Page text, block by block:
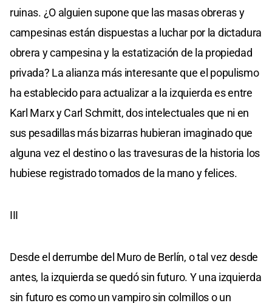
ruinas. ¿O alguien supone que las masas obreras y
campesinas están dispuestas a luchar por la dictadura
obrera y campesina y la estatización de la propiedad
privada? La alianza más interesante que el populismo
ha establecido para actualizar a la izquierda es entre
Karl Marx y Carl Schmitt, dos intelectuales que ni en
sus pesadillas más bizarras hubieran imaginado que
alguna vez el destino o las travesuras de la historia los
hubiese registrado tomados de la mano y felices.
III
Desde el derrumbe del Muro de Berlín, o tal vez desde
antes, la izquierda se quedó sin futuro. Y una izquierda
sin futuro es como un vampiro sin colmillos o un